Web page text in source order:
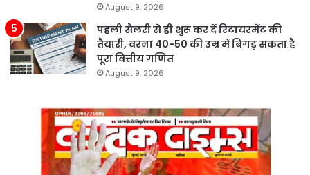
August 9, 2026
पहली सैलरी से ही शुरू कर दें रिटायरमेंट की
तैयारी, वरना 40-50 की उम्र में बिगड़ सकता है
पूरा वित्तीय गणित
August 9, 2026